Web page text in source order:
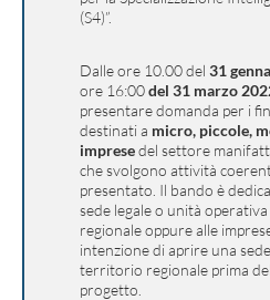
(S4)”.
Dalle ore 10.00 del 31
ore 16:00del 31 marzo
presentare domanda per i
destinati a micro, piccole,
impresedel settore
che svolgono attività
presentato. Il bando è
sede legale o unità
regionale oppure alle
intenzione di aprire una
territorio regionale prima
progetto.